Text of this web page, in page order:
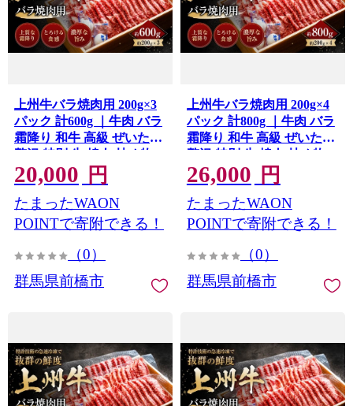
上州牛バラ焼肉用 200g×3
パック 計600g ｜牛肉 バラ
霜降り 和牛 高級 ぜいたく
贅沢 特別 牛 焼肉 炒め物
ブランド牛 上州牛 使いや
すい 便利 長期保存 冷凍 ス
トック 群馬県 前橋市
20,000 円
たまったWAON
POINTで寄附できる！
（0）
群馬県前橋市
上州牛バラ焼肉用 200g×4
パック 計800g ｜牛肉 バラ
霜降り 和牛 高級 ぜいたく
贅沢 特別 牛 焼肉 炒め物
ブランド牛 上州牛 使いや
すい 便利 長期保存 冷凍 ス
トック 群馬県 前橋市
26,000 円
たまったWAON
POINTで寄附できる！
（0）
群馬県前橋市